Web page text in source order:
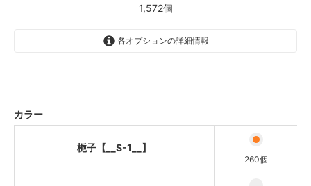
1,572個
各オプションの詳細情報
カラー
梔子【__S-1__】
260個